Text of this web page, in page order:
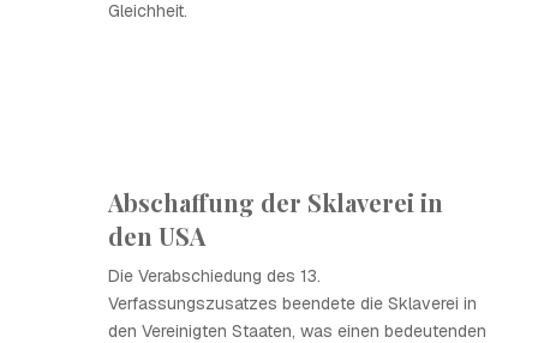
Gleichheit.
Abschaffung der Sklaverei in
den USA
Die Verabschiedung des 13.
Verfassungszusatzes beendete die Sklaverei in
den Vereinigten Staaten, was einen bedeutenden